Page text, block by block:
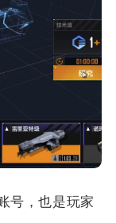
号，也是玩家